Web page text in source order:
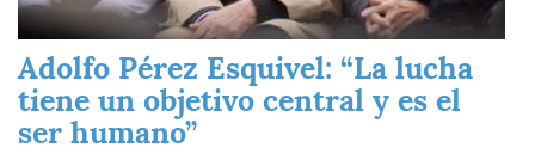
Adolfo Pérez Esquivel: “La lucha
tiene un objetivo central y es el
ser humano”